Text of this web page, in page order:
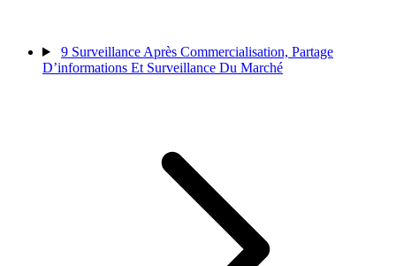
9 Surveillance Après Commercialisation, Partage
D’informations Et Surveillance Du Marché